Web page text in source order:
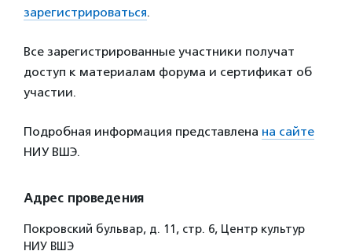
зарегистрироваться.
Все зарегистрированные участники получат
доступ к материалам форума и сертификат об
участии.
Подробная информация представлена на сайте
НИУ ВШЭ.
Адрес проведения
Покровский бульвар, д. 11, стр. 6, Центр культур
НИУ ВШЭ